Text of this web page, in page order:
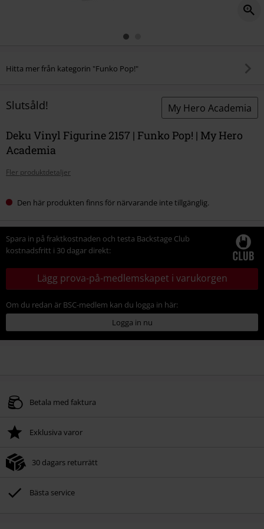
Hitta mer från kategorin "Funko Pop!"
Slutsåld! My Hero Academia
Deku Vinyl Figurine 2157 | Funko Pop! | My Hero
Academia
Fler produktdetaljer
Den här produkten finns för närvarande inte tillgänglig.
Spara in på fraktkostnaden och testa Backstage Club
kostnadsfritt i 30 dagar direkt:
Lägg prova-på-medlemskapet i varukorgen
Om du redan är BSC-medlem kan du logga in här:
Logga in nu
Betala med faktura
Exklusiva varor
30 dagars returrätt
Bästa service